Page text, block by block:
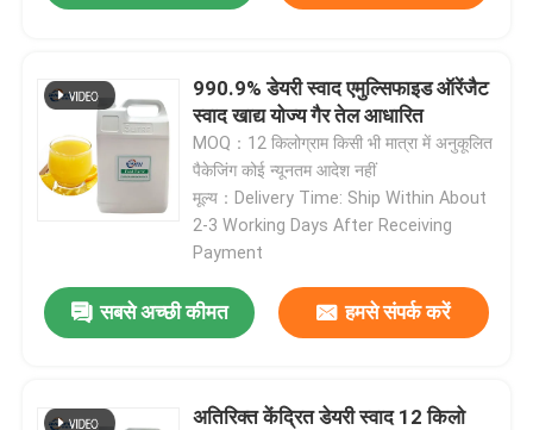
स्वास्थ्य देखभाल उत्पाद
990.9% डेयरी स्वाद एमुल्सिफाइड ऑरेंजैट
स्वाद खाद्य योज्य गैर तेल आधारित
MOQ：12 किलोग्राम किसी भी मात्रा में अनुकूलित
पैकेजिंग कोई न्यूनतम आदेश नहीं
मूल्य：Delivery Time: Ship Within About
2-3 Working Days After Receiving
Payment
सबसे अच्छी कीमत हमसे संपर्क करें
अतिरिक्त केंद्रित डेयरी स्वाद 12 किलो